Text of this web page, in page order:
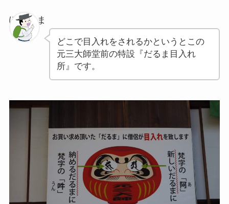
ぽちゃま
どこで目入れをされるかというとこの
元三大師堂前の特設『だるま目入れ
所』です。